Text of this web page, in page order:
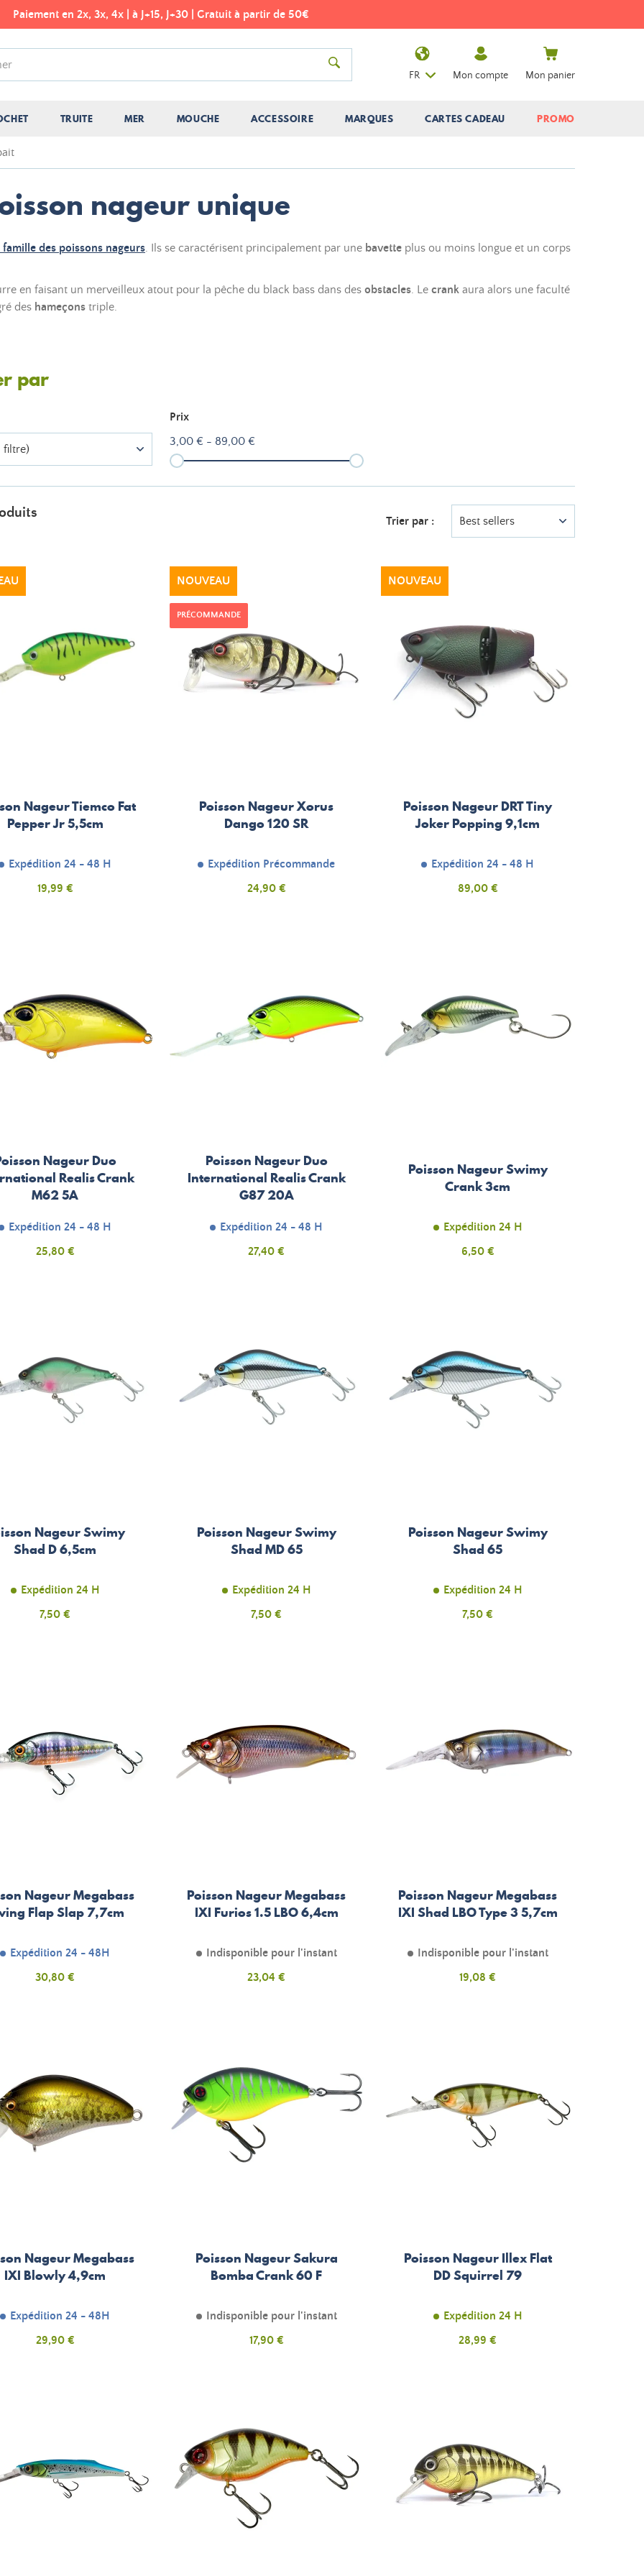
Paiement en 2x, 3x, 4x | à J+15, J+30 | Gratuit à partir de 50€
TRUITE MER MOUCHE ACCESSOIRE MARQUES CARTES CADEAU PROMO
FR Mon compte Mon panier
nageur unique
famille des poissons nageurs. Ils se caractérisent principalement par une bavette plus ou moins longue et un corps
en faisant un merveilleux atout pour la pêche du black bass dans des obstacles. Le crank aura alors une faculté
des hameçons triple.
par
filtre)
Prix
3,00 € - 89,00 €
Trier par : Best sellers
Nageur Tiemco Fat
Pepper Jr 5,5cm
Expédition 24 - 48 H
Prix
19,99 €
Poisson Nageur Xorus
Dango 120 SR
Expédition Précommande
Prix
24,90 €
NOUVEAU
PRÉCOMMANDE
Poisson Nageur DRT Tiny
Joker Popping 9,1cm
Expédition 24 - 48 H
Prix
89,00 €
NOUVEAU
Nageur Duo
Realis Crank
M62 5A
Expédition 24 - 48 H
Prix
25,80 €
Poisson Nageur Duo
International Realis Crank
G87 20A
Expédition 24 - 48 H
Prix
27,40 €
Poisson Nageur Swimy
Crank 3cm
Expédition 24 H
Prix
6,50 €
Nageur Swimy
Shad D 6,5cm
Expédition 24 H
Prix
7,50 €
Poisson Nageur Swimy
Shad MD 65
Expédition 24 H
Prix
7,50 €
Poisson Nageur Swimy
Shad 65
Expédition 24 H
Prix
7,50 €
Nageur Megabass
Flap Slap 7,7cm
Expédition 24 - 48H
Prix
30,80 €
Poisson Nageur Megabass
IXI Furios 1.5 LBO 6,4cm
Indisponible pour l'instant
Prix
23,04 €
Poisson Nageur Megabass
IXI Shad LBO Type 3 5,7cm
Indisponible pour l'instant
Prix
19,08 €
Nageur Megabass
IXI Blowly 4,9cm
Expédition 24 - 48H
Prix
29,90 €
Poisson Nageur Sakura
Bomba Crank 60 F
Indisponible pour l'instant
Prix
17,90 €
Poisson Nageur Illex Flat
DD Squirrel 79
Expédition 24 H
Prix
28,99 €